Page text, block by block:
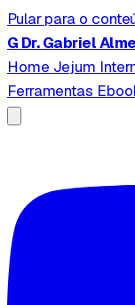
Pular para o
G Dr. Gabriel
Home Jejum
Ferramentas